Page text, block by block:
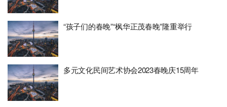
“孩子们的春晚”“枫华正茂春晚”隆重举行
多元文化民间艺术协会2023春晚庆15周年